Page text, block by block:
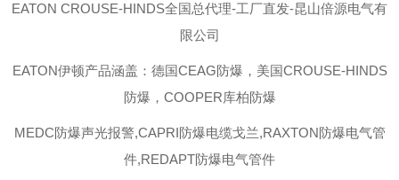
EATON CROUSE-HINDS全国总代理-工厂直发-昆山倍源电气有
限公司
EATON伊顿产品涵盖：德国CEAG防爆，美国CROUSE-HINDS
防爆，COOPER库柏防爆
MEDC防爆声光报警,CAPRI防爆电缆戈兰,RAXTON防爆电气管
件,REDAPT防爆电气管件